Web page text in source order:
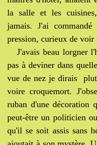
la salle et les
jamais. J'ai
pression, curieux de voir
J'avais beau lorgner
pas à deviner dans
vue de nez je dirais
voire croquemort.
ruban d'une décoration
peut-être un politicien
qu'il se soit assis sans